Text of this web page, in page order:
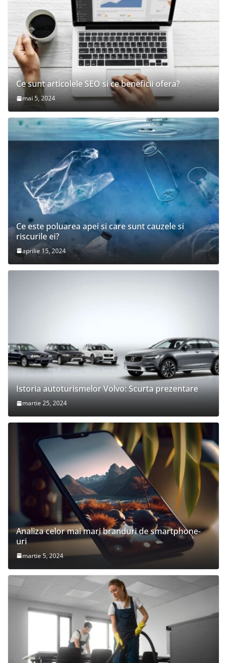
Ce sunt articolele SEO si ce beneficii ofera?
mai 5, 2024
Ce este poluarea apei si care sunt cauzele si
riscurile ei?
aprilie 15, 2024
Istoria autoturismelor Volvo: Scurta prezentare
martie 25, 2024
Analiza celor mai mari branduri de smartphone-
uri
martie 5, 2024